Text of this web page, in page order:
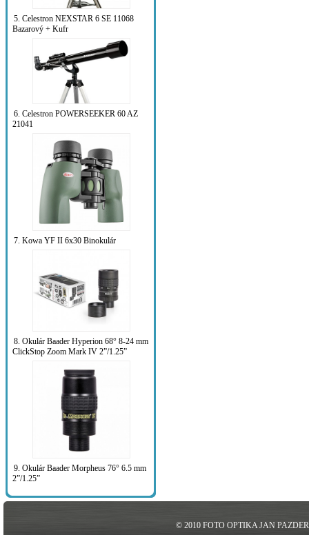
5. Celestron NEXSTAR 6 SE 11068
Bazarový + Kufr
6. Celestron POWERSEEKER 60 AZ
21041
7. Kowa YF II 6x30 Binokulár
8. Okulár Baader Hyperion 68° 8-24 mm
ClickStop Zoom Mark IV 2”/1.25”
9. Okulár Baader Morpheus 76° 6.5 mm
2”/1.25”
© 2010 FOTO OPTIKA JAN